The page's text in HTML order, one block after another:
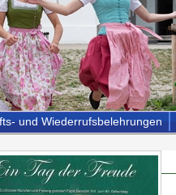
und Wiederrufsbelehrungen